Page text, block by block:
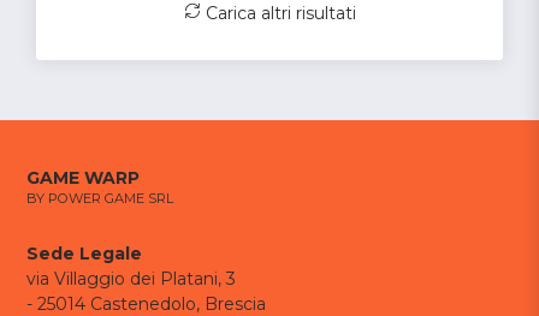
Carica altri risultati
GAME WARP
BY POWER GAME SRL
Sede Legale
via Villaggio dei Platani, 3
- 25014 Castenedolo, Brescia